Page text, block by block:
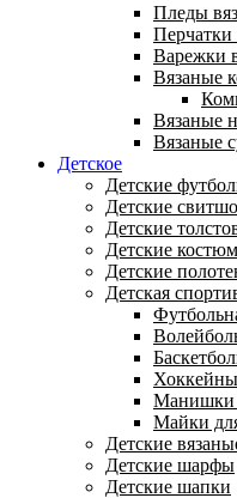
Пледы
Перчатки
Варежки
Вязаные
Вязаные
Вязаные
Детское
Детские
Детские
Детские
Детские
Детские
Детская
Манишки
Майки
Детские
Детские шарфы
Детские шапки